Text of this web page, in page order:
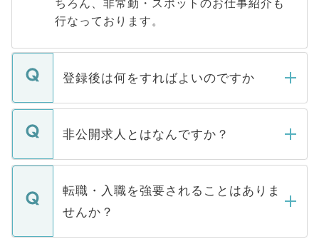
ちろん、非常勤・スポットのお仕事紹介も
行なっております。
登録後は何をすればよいのですか
ご登録いただきましたら、弊社担当者がご
登録内容を確認し、その後メールもしくは
ます。通常、5営業日以内にはご連絡をせて
いただきますので、しばらくお待ちくださ
非公開求人とはなんですか？
マイナビDOCTORで取り扱っている求人の
うち約3割は、Webサイトからご覧いただ
けない「非公開求人」です。非公開求人は
下記の理由によって、一般には公開してい
転職・入職を強要されることはありま
せんか？